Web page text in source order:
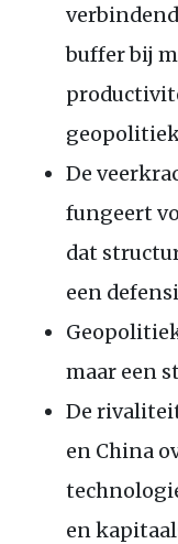
buffer bij
De
fungeert
dat
een
maar een
De
en China
en